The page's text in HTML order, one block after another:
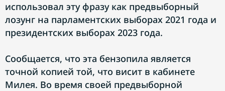
использовал эту фразу как предвыборный
лозунг на парламентских выборах 2021 года и
президентских выборах 2023 года.
Сообщается, что эта бензопила является
точной копией той, что висит в кабинете
Милея. Во время своей предвыборной